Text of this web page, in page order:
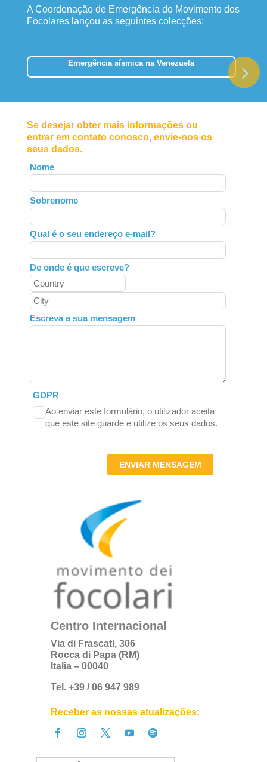
A Coordenação de Emergência do Movimento dos
Focolares lançou as seguintes colecções:
Emergência sísmica na Venezuela
Se desejar obter mais informações ou
entrar em contato conosco, envie-nos os
seus dados.
Leave
this
field
blank
Nome
Sobrenome
Qual é o seu endereço e-mail?
De onde é que escreve?
Escreva a sua mensagem
GDPR
Ao enviar este formulário, o utilizador aceita
que este site guarde e utilize os seus dados.
ENVIAR MENSAGEM
Centro Internacional
Via di Frascati, 306
Rocca di Papa (RM)
Italia – 00040
Tel. +39 / 06 947 989
Receber as nossas atualizações: